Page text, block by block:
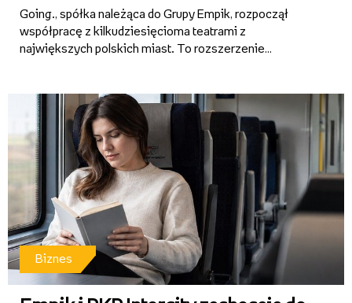
Going., spółka należąca do Grupy Empik, rozpoczął
współpracę z kilkudziesięcioma teatrami z
największych polskich miast. To rozszerzenie
teatralnego. Bilety na spek...
Biznes